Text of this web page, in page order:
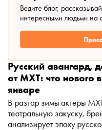
отношениях матери и
якутских режиссёров
Ведите блог,
интересными людьми на
Русский авангард,
от МХТ: что нового
январе
В разгар зимы актеры
театральную закуску,
анализирует эпоху